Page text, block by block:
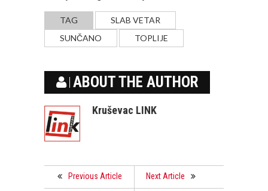
TAG
SLAB VETAR
SUNČANO
TOPLIJE
ABOUT THE AUTHOR
Kruševac LINK
Previous Article Next Article